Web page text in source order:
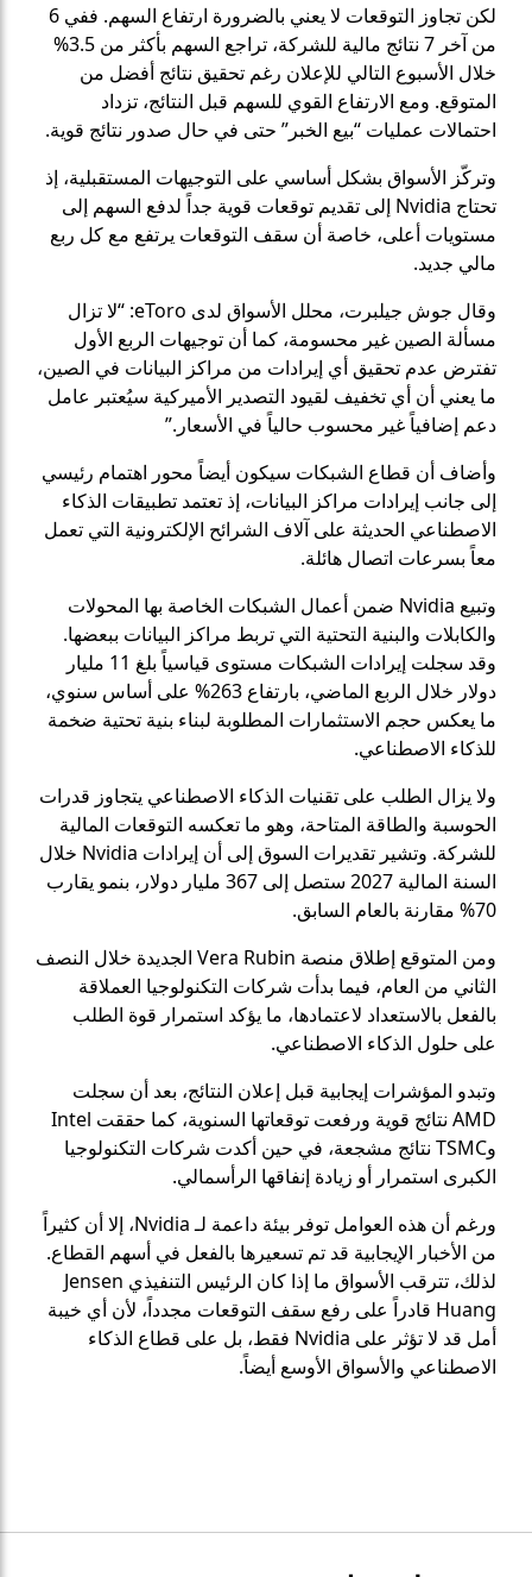
لكن تجاوز التوقعات لا يعني بالضرورة ارتفاع السهم. ففي 6
من آخر 7 نتائج مالية للشركة، تراجع السهم بأكثر من 3.5%
خلال الأسبوع التالي للإعلان رغم تحقيق نتائج أفضل من
المتوقع. ومع الارتفاع القوي للسهم قبل النتائج، تزداد
احتمالات عمليات “بيع الخبر” حتى في حال صدور نتائج قوية.
وتركّز الأسواق بشكل أساسي على التوجيهات المستقبلية، إذ
تحتاج Nvidia إلى تقديم توقعات قوية جداً لدفع السهم إلى
مستويات أعلى، خاصة أن سقف التوقعات يرتفع مع كل ربع
مالي جديد.
وقال جوش جيلبرت، محلل الأسواق لدى eToro: “لا تزال
مسألة الصين غير محسومة، كما أن توجيهات الربع الأول
تفترض عدم تحقيق أي إيرادات من مراكز البيانات في الصين،
ما يعني أن أي تخفيف لقيود التصدير الأميركية سيُعتبر عامل
دعم إضافياً غير محسوب حالياً في الأسعار.”
وأضاف أن قطاع الشبكات سيكون أيضاً محور اهتمام رئيسي
إلى جانب إيرادات مراكز البيانات، إذ تعتمد تطبيقات الذكاء
الاصطناعي الحديثة على آلاف الشرائح الإلكترونية التي تعمل
معاً بسرعات اتصال هائلة.
وتبيع Nvidia ضمن أعمال الشبكات الخاصة بها المحولات
والكابلات والبنية التحتية التي تربط مراكز البيانات ببعضها.
وقد سجلت إيرادات الشبكات مستوى قياسياً بلغ 11 مليار
دولار خلال الربع الماضي، بارتفاع 263% على أساس سنوي،
ما يعكس حجم الاستثمارات المطلوبة لبناء بنية تحتية ضخمة
للذكاء الاصطناعي.
ولا يزال الطلب على تقنيات الذكاء الاصطناعي يتجاوز قدرات
الحوسبة والطاقة المتاحة، وهو ما تعكسه التوقعات المالية
للشركة. وتشير تقديرات السوق إلى أن إيرادات Nvidia خلال
السنة المالية 2027 ستصل إلى 367 مليار دولار، بنمو يقارب
70% مقارنة بالعام السابق.
ومن المتوقع إطلاق منصة Vera Rubin الجديدة خلال النصف
الثاني من العام، فيما بدأت شركات التكنولوجيا العملاقة
بالفعل بالاستعداد لاعتمادها، ما يؤكد استمرار قوة الطلب
على حلول الذكاء الاصطناعي.
وتبدو المؤشرات إيجابية قبل إعلان النتائج، بعد أن سجلت
AMD نتائج قوية ورفعت توقعاتها السنوية، كما حققت Intel
وTSMC نتائج مشجعة، في حين أكدت شركات التكنولوجيا
الكبرى استمرار أو زيادة إنفاقها الرأسمالي.
ورغم أن هذه العوامل توفر بيئة داعمة لـ Nvidia، إلا أن كثيراً
من الأخبار الإيجابية قد تم تسعيرها بالفعل في أسهم القطاع.
لذلك، تترقب الأسواق ما إذا كان الرئيس التنفيذي Jensen
Huang قادراً على رفع سقف التوقعات مجدداً، لأن أي خيبة
أمل قد لا تؤثر على Nvidia فقط، بل على قطاع الذكاء
الاصطناعي والأسواق الأوسع أيضاً.